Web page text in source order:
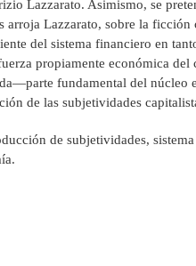
Lazzarato. Asimismo, se
arroja Lazzarato, sobre la
del sistema financiero en
propiamente económica del
fundamental del núcleo
de las subjetividades
de subjetividades,